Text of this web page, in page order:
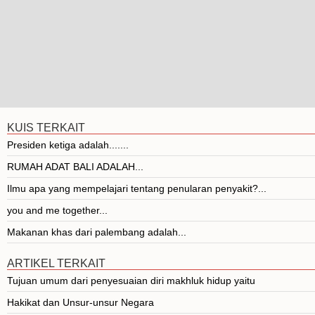
KUIS TERKAIT
Presiden ketiga adalah.......
RUMAH ADAT BALI ADALAH...
Ilmu apa yang mempelajari tentang penularan penyakit?...
you and me together...
Makanan khas dari palembang adalah...
ARTIKEL TERKAIT
Tujuan umum dari penyesuaian diri makhluk hidup yaitu
Hakikat dan Unsur-unsur Negara